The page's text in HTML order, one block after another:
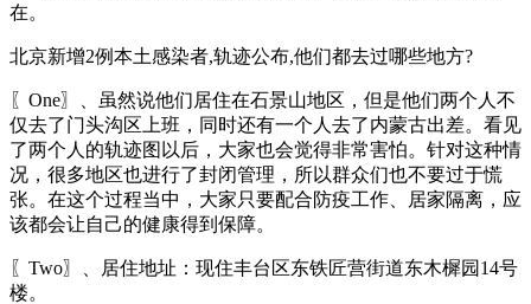
在。
北京新增2例本土感染者,轨迹公布,他们都去过哪些地方?
〖One〗、虽然说他们居住在石景山地区，但是他们两个人不
仅去了门头沟区上班，同时还有一个人去了内蒙古出差。看见
了两个人的轨迹图以后，大家也会觉得非常害怕。针对这种情
况，很多地区也进行了封闭管理，所以群众们也不要过于慌
张。在这个过程当中，大家只要配合防疫工作、居家隔离，应
该都会让自己的健康得到保障。
〖Two〗、居住地址：现住丰台区东铁匠营街道东木樨园14号
楼。